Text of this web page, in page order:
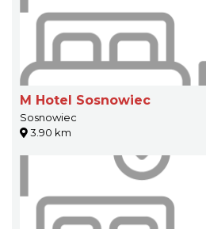
M Hotel Sosnowiec
Sosnowiec
3.90 km